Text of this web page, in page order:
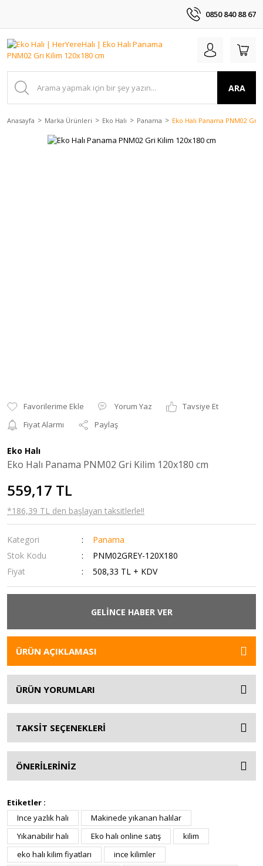
0850 840 88 67
ARA
Anasayfa Marka Ürünleri Eko Halı Panama Eko Halı Panama PNM02
Yorum Yaz
Tavsiye Et
Fiyat Alarmı
Paylaş
Eko Halı
Eko Halı Panama PNM02 Gri Kilim 120x180 cm
559,17 TL
*186,39 TL den başlayan taksitlerle!!
Kategori
Panama
Stok Kodu
PNM02GREY-120X180
Fiyat
508,33 TL + KDV
GELİNCE HABER VER
ÜRÜN AÇIKLAMASI
ÜRÜN YORUMLARI
TAKSİT SEÇENEKLERİ
ÖNERİLERİNİZ
Etiketler :
Ince yazlık halı
Makinede yıkanan halılar
Yıkanabilir halı
Eko halı online satış
kilim
eko halı kilim fiyatları
ince kilimler